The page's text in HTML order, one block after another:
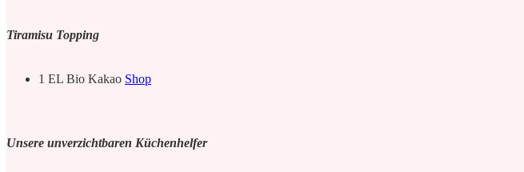
Tiramisu Topping
1 EL Bio Kakao Shop
Unsere unverzichtbaren Küchenhelfer